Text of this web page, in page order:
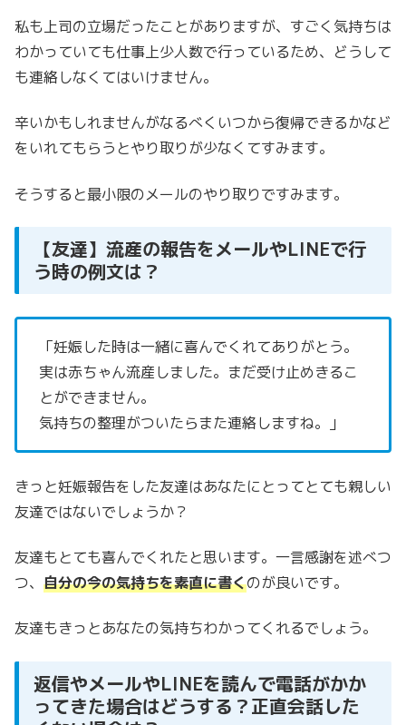
私も上司の立場だったことがありますが、すごく気持ちは
わかっていても仕事上少人数で行っているため、どうして
も連絡しなくてはいけません。
辛いかもしれませんがなるべくいつから復帰できるかなど
をいれてもらうとやり取りが少なくてすみます。
そうすると最小限のメールのやり取りですみます。
【友達】流産の報告をメールやLINEで行
う時の例文は？
「妊娠した時は一緒に喜んでくれてありがとう。
実は赤ちゃん流産しました。まだ受け止めきるこ
とができません。
気持ちの整理がついたらまた連絡しますね。」
きっと妊娠報告をした友達はあなたにとってとても親しい
友達ではないでしょうか？
友達もとても喜んでくれたと思います。一言感謝を述べつ
つ、 自分の今の気持ちを素直に書くのが良いです。
友達もきっとあなたの気持ちわかってくれるでしょう。
返信やメールやLINEを読んで電話がかか
ってきた場合はどうする？正直会話した